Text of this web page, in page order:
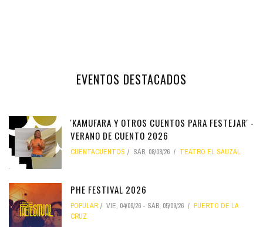
EVENTOS DESTACADOS
'KAMUFARA Y OTROS CUENTOS PARA FESTEJAR' -
VERANO DE CUENTO 2026
CUENTACUENTOS SÁB, 08/08/26 TEATRO EL SAUZAL
PHE FESTIVAL 2026
POPULAR VIE, 04/09/26 - SÁB, 05/09/26
PUERTO DE LA
CRUZ